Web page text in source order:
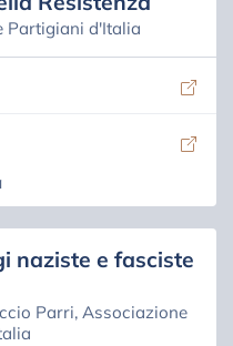
Partigiani d'Italia
naziste e fasciste
Parri, Associazione